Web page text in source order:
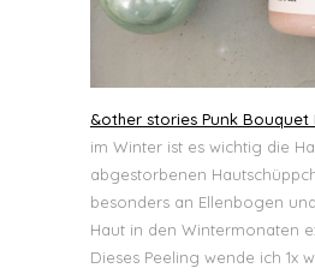
&other stories Punk Bouquet
im Winter ist es wichtig die
abgestorbenen
besonders an Ellenbogen
Haut in den Wintermonaten
Dieses Peeling wende ich 1x